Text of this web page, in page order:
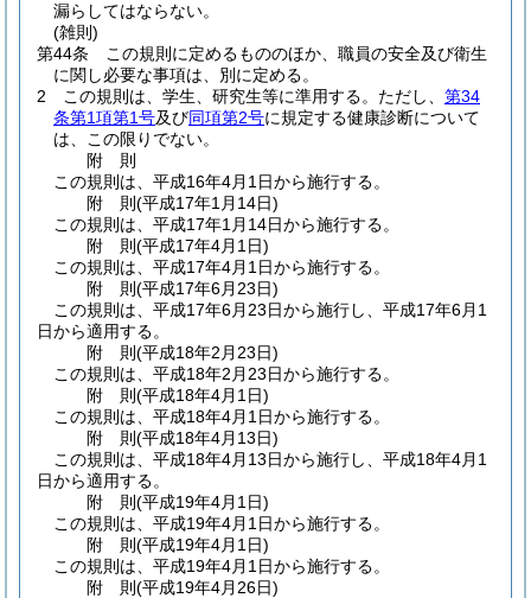
漏らしてはならない。
(雑則)
第44条
この規則に定めるもののほか、職員の安全及び衛生
に関し必要な事項は、別に定める。
2
この規則は、学生、研究生等に準用する。 ただし、 第34
条第1項第1号及び同項第2号に規定する健康診断について
は、この限りでない。
附 則
この規則は、平成16年4月1日から施行する。
附 則(平成17年1月14日)
この規則は、平成17年1月14日から施行する。
附 則(平成17年4月1日)
この規則は、平成17年4月1日から施行する。
附 則(平成17年6月23日)
この規則は、平成17年6月23日から施行し、平成17年6月1
日から適用する。
附 則(平成18年2月23日)
この規則は、平成18年2月23日から施行する。
附 則(平成18年4月1日)
この規則は、平成18年4月1日から施行する。
附 則(平成18年4月13日)
この規則は、平成18年4月13日から施行し、平成18年4月1
日から適用する。
附 則(平成19年4月1日)
この規則は、平成19年4月1日から施行する。
附 則(平成19年4月1日)
この規則は、平成19年4月1日から施行する。
附 則(平成19年4月26日)